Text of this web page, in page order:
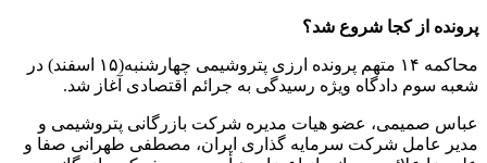
پرونده از کجا شروع شد؟
محاکمه ۱۴ متهم پرونده ارزی پتروشیمی چهارشنبه(۱۵ اسفند) در
شعبه سوم دادگاه ویژه رسیدگی به جرائم اقتصادی آغاز شد.
عباس صمیمی، عضو هیات مدیره شرکت بازرگانی پتروشیمی و
مدیر عامل شرکت سرمایه گذاری ایران، مصطفی طهرانی صفا و